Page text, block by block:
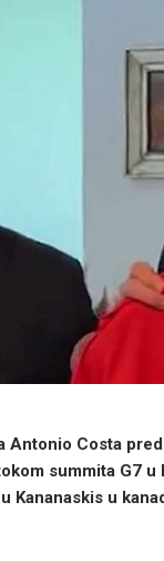
Antonio Costa
summita G7
Kananaskis u